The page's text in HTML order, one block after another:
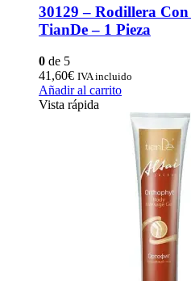
30129 – Rodillera
TianDe – 1 Pieza
0 de 5
41,60€ IVA incluido
Añadir al carrito
Vista rápida